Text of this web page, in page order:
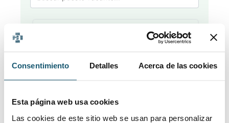
Consentimiento Detalles Acerca de las cookies
Esta página web usa cookies
Las cookies de este sitio web se usan para personalizar
Filtrar
Publicado ▲ Localidad